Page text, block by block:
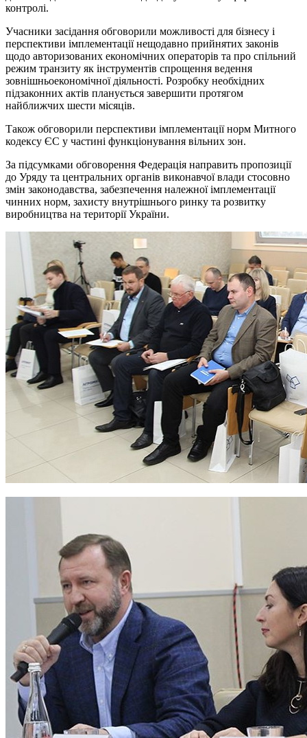
контролі.
Учасники засідання обговорили можливості для бізнесу і
перспективи імплементації нещодавно прийнятих законів
щодо авторизованих економічних операторів та про спільний
режим транзиту як інструментів спрощення ведення
зовнішньоекономічної діяльності. Розробку необхідних
підзаконних актів планується завершити протягом
найближчих шести місяців.
Також обговорили перспективи імплементації норм Митного
кодексу ЄС у частині функціонування вільних зон.
За підсумками обговорення Федерація направить пропозиції
до Уряду та центральних органів виконавчої влади стосовно
змін законодавства, забезпечення належної імплементації
чинних норм, захисту внутрішнього ринку та розвитку
виробництва на території України.